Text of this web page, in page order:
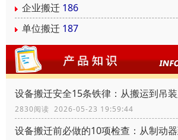
企业搬迁 186
单位搬迁 187
2830阅读 2026-05-23 19:59:44